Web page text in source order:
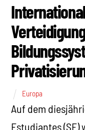
Europa
Auf dem
Estudiantes (SE)